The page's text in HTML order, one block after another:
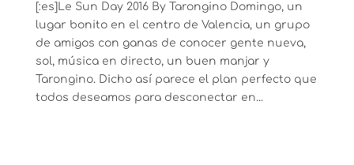
[:es]Le Sun Day 2016 By Tarongino Domingo, un
lugar bonito en el centro de Valencia, un grupo
de amigos con ganas de conocer gente nueva,
sol, música en directo, un buen manjar y
Tarongino. Dicho así parece el plan perfecto que
todos deseamos para desconectar en...